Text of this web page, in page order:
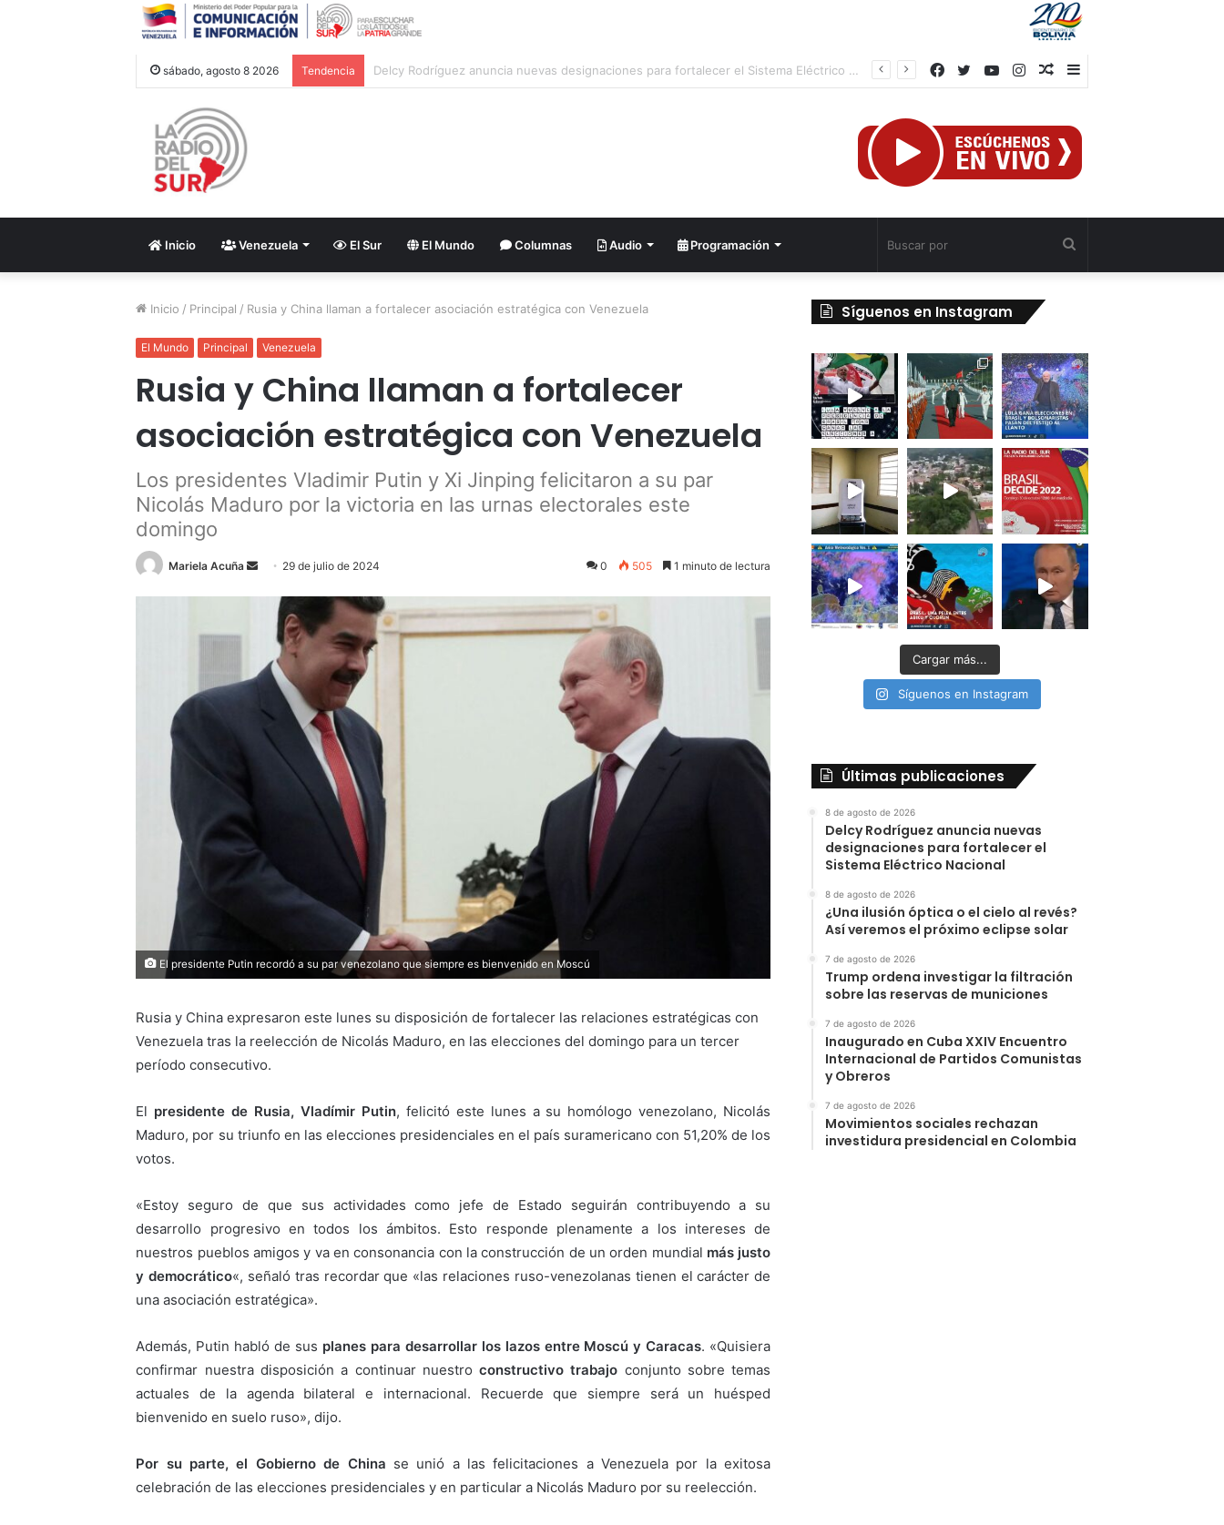
sábado, agosto 8 2026 Tendencia ¿Una ilusión óptica o el cielo al revés? Así veremos el próximo eclipse solar
Barra
Publicación
azar
Instagram
YouTube
Twitter
Facebook
Inicio Venezuela El Sur El Mundo Columnas Audio Programación
Inicio / Principal / Rusia y China llaman a fortalecer asociación estratégica con Venezuela
El Mundo Principal Venezuela
Rusia y China llaman a fortalecer
asociación estratégica con Venezuela
Los presidentes Vladimir Putin y Xi Jinping felicitaron a su par
Nicolás Maduro por la victoria en las urnas electorales este
domingo
Mariela Acuña
Send
email
29 de julio de 2024 0 505 1 minuto de lectura
El presidente Putin recordó a su par venezolano que siempre es bienvenido en Moscú
Rusia y China expresaron este lunes su disposición de fortalecer las relaciones estratégicas con
Venezuela tras la reelección de Nicolás Maduro, en las elecciones del domingo para un tercer
período consecutivo.
El presidente de Rusia, Vladímir Putin, felicitó este lunes a su homólogo venezolano, Nicolás
Maduro, por su triunfo en las elecciones presidenciales en el país suramericano con 51,20% de los
votos.
«Estoy seguro de que sus actividades como jefe de Estado seguirán contribuyendo a su
desarrollo progresivo en todos los ámbitos. Esto responde plenamente a los intereses de
nuestros pueblos amigos y va en consonancia con la construcción de un orden mundial más justo
y democrático«, señaló tras recordar que «las relaciones ruso-venezolanas tienen el carácter de
una asociación estratégica».
Además, Putin habló de sus planes para desarrollar los lazos entre Moscú y Caracas. «Quisiera
confirmar nuestra disposición a continuar nuestroconstructivo trabajo conjunto sobre temas
actuales de la agenda bilateral e internacional. Recuerde que siempre será un huésped
bienvenido en suelo ruso», dijo.
Por su parte, el Gobierno de China se unió a las felicitaciones a Venezuela por la exitosa
celebración de las elecciones presidenciales y en particular a Nicolás Maduro por su reelección.
Síguenos en Instagram
Cargar más...
Síguenos en Instagram
Últimas publicaciones
8 de agosto de 2026
Delcy Rodríguez anuncia nuevas
designaciones para fortalecer el
Sistema Eléctrico Nacional
8 de agosto de 2026
¿Una ilusión óptica o el cielo al revés?
Así veremos el próximo eclipse solar
7 de agosto de 2026
Trump ordena investigar la filtración
sobre las reservas de municiones
7 de agosto de 2026
Inaugurado en Cuba XXIV Encuentro
Internacional de Partidos Comunistas
y Obreros
7 de agosto de 2026
Movimientos sociales rechazan
investidura presidencial en Colombia